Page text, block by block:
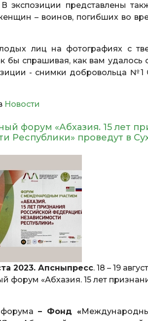
экспозиции представлены
– воинов, погибших во
лиц на фотографиях с
бы спрашивая, как вам
- снимки добровольца
Новости
форум «Абхазия. 15 лет
Республики» проведут в
2023. Апсныпресс. 18 – 19
форум «Абхазия. 15 лет
– Фонд «